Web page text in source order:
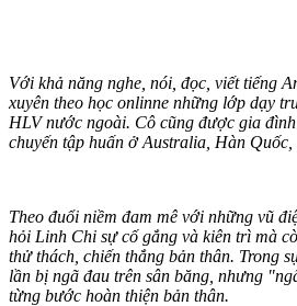
Với khả năng nghe, nói, đọc, viết tiếng
xuyên theo học onlinne những lớp dạy
HLV nước ngoài. Cô cũng được gia
chuyến tập huấn ở Australia, Hàn
Theo đuổi niềm đam mê với những vũ
hỏi Linh Chi sự cố gắng và kiên trì mà
thử thách, chiến thắng bản thân. Trong
lần bị ngã đau trên sân băng, nhưng
từng bước hoàn thiện bản thân.